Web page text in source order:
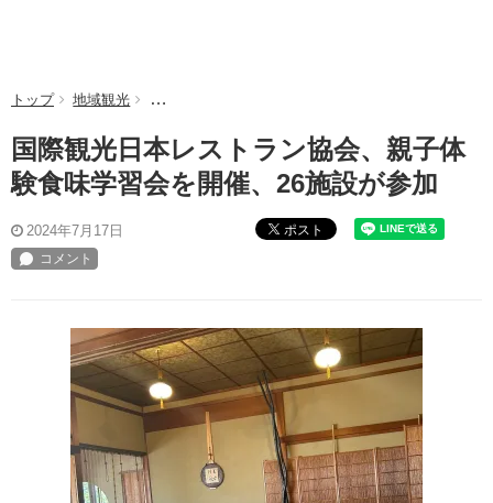
トップ 地域観光 国際観光日本レストラン協会、親子体験食味学習会
国際観光日本レストラン協会、親子体
験食味学習会を開催、26施設が参加
2024年7月17日 ポスト